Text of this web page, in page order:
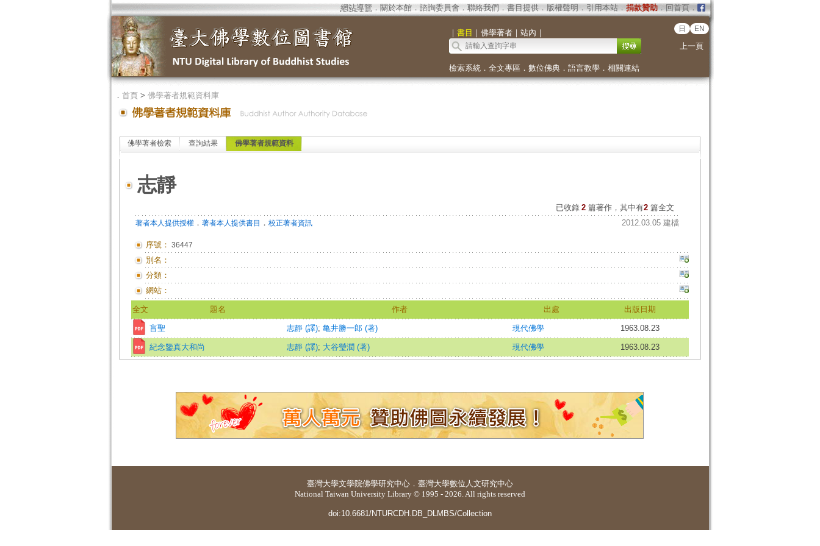
網站導覽 ． 關於本館． 諮詢委員會． 聯絡我們 ． 書目提供． 版權聲明 ． 引用本站． 捐款贊助．回首頁．
｜ 書目 ｜ 佛學著者｜ 站內 ｜ 日 EN
上一頁
檢索系統． 全文專區 ． 數位佛典． 語言教學． 相關連結
． 首頁> 佛學著者規範資料庫
佛學著者檢索 查詢結果 佛學著者規範資料
志靜
已收錄 2 篇著作，其中有2篇全文
著者本人提供授權． 著者本人提供書目 ． 校正著者資訊 2012.03.05 建檔
序號： 36447
別名：
分類：
網站：
全文 題名 作者 出處 出版日期
盲聖 志靜 (譯); 亀井勝一郎 (著) 現代佛學 1963.08.23
紀念鑒真大和尚 志靜 (譯); 大谷瑩潤 (著) 現代佛學 1963.08.23
臺灣大學文學院佛學研究中心 ． 臺灣大學數位人文研究中心
National Taiwan University Library © 1995 - 2026. All rights reserved
doi:10.6681/NTURCDH.DB_DLMBS/Collection